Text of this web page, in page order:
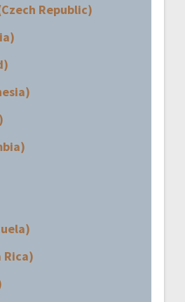
Republic)
Rica)